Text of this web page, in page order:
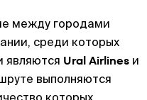
между городами
среди которых
являются Ural Airlines и
выполняются